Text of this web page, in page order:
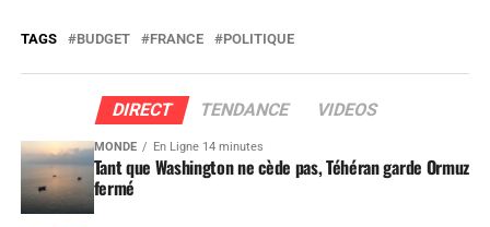
TAGS BUDGET FRANCE POLITIQUE
DIRECT TENDANCE VIDEOS
MONDE En Ligne 14 minutes
Tant que Washington ne cède pas, Téhéran garde Ormuz
fermé